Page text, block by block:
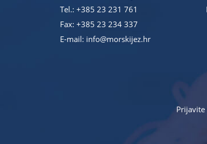
Tel.: +385 23 231 761
Fax: +385 23 234 337
E-mail: info@morskijez.hr